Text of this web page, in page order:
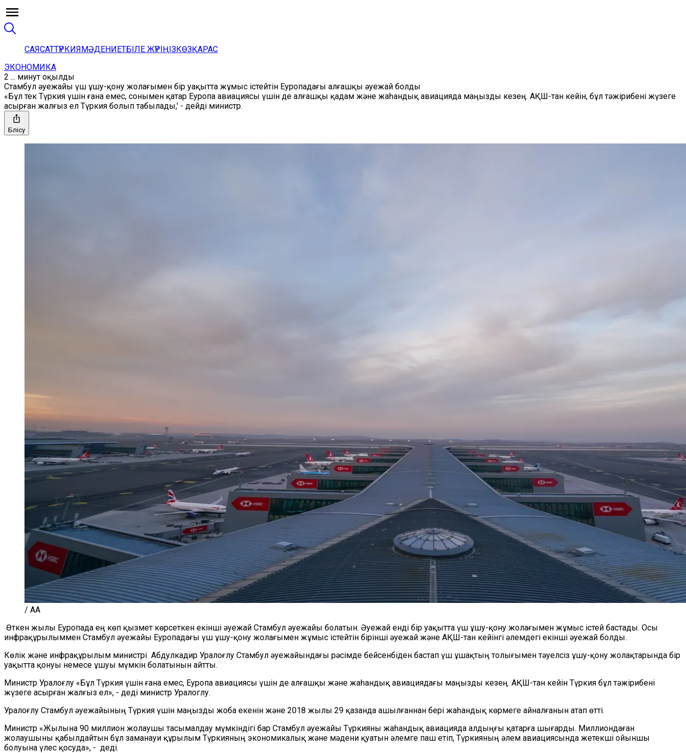
САЯСАТТҮРКИЯМӘДЕНИЕТБІЛЕ ЖҮРІҢІЗКӨЗҚАРАС
ЭКОНОМИКА
2 ... минут оқылды
Стамбул әуежайы үш ұшу-қону жолағымен бір уақытта жұмыс істейтін Еуропадағы алғашқы әуежай болды
«Бұл тек Түркия үшін ғана емес, сонымен қатар Еуропа авиациясы үшін де алғашқы қадам және жаһандық авиацияда маңызды кезең. АҚШ-тан кейін, бұл тәжірибені жүзеге
асырған жалғыз ел Түркия болып табылады,' - дейді министр.
Бөлісу
/ AA
Өткен жылы Еуропада ең көп қызмет көрсеткен екінші әуежай Стамбул әуежайы болатын. Әуежай енді бір уақытта үш ұшу-қону жолағымен жұмыс істей бастады. Осы
инфрақұрылыммен Стамбул әуежайы Еуропадағы үш ұшу-қону жолағымен жұмыс істейтін бірінші әуежай және АҚШ-тан кейінгі әлемдегі екінші әуежай болды.
Көлік және инфрақұрылым министрі Абдулкадир Уралоғлу Стамбул әуежайындағы рәсімде бейсенбіден бастап үш ұшақтың толығымен тәуелсіз ұшу-қону жолақтарында бір
уақытта қонуы немесе ұшуы мүмкін болатынын айтты.
Министр Уралоғлу «Бұл Түркия үшін ғана емес, Еуропа авиациясы үшін де алғашқы және жаһандық авиациядағы маңызды кезең. АҚШ-тан кейін Түркия бұл тәжірибені
жүзеге асырған жалғыз ел», - деді министр Уралоглу.
Уралоғлу Стамбул әуежайының Түркия үшін маңызды жоба екенін және 2018 жылы 29 қазанда ашылғаннан бері жаһандық көрмеге айналғанын атап өтті.
Министр «Жылына 90 миллион жолаушы тасымалдау мүмкіндігі бар Стамбул әуежайы Түркияны жаһандық авиацияда алдыңғы қатарға шығарды. Миллиондаған
жолаушыны қабылдайтын бұл заманауи құрылым Түркияның экономикалық және мәдени қуатын әлемге паш етіп, Түркияның әлем авиациясында жетекші ойыншы
болуына үлес қосуда», - деді.